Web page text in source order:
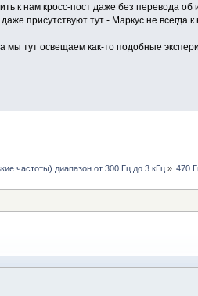
к нам кросс-пост даже без перевода
присутствуют тут - Маркус не всегда
мы тут освещаем как-то подобные
частоты) диапазон от 300 Гц до 3 кГц » 470